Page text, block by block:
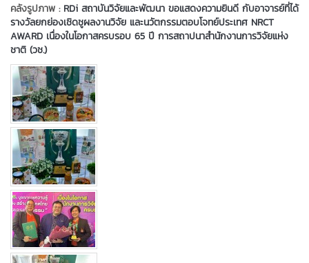
คลังรูปภาพ : RDi สถาบันวิจัยและพัฒนา ขอแสดงความยินดี กับอาจารย์ที่ได้
รางวัลยกย่องเชิดชูผลงานวิจัย และนวัตกรรมตอบโจทย์ประเทศ NRCT
AWARD เนื่องในโอกาสครบรอบ 65 ปี การสถาปนาสำนักงานการวิจัยแห่ง
ชาติ (วช.)